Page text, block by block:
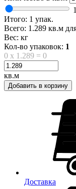
1
Итого: 1 упак.
Всего: 1.289 кв.м
Вес: кг
Кол-во упаковок: 1
0 x 1.289 = 0
кв.м
Добавить в корзину
Доставка